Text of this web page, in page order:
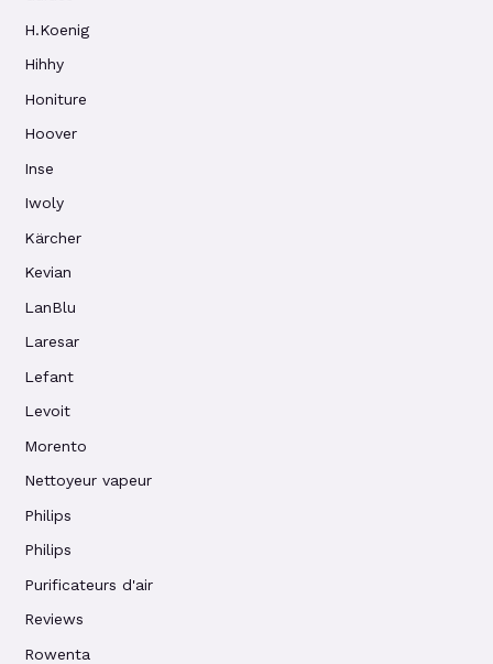
H.Koenig
Hihhy
Honiture
Hoover
Inse
Iwoly
Kärcher
Kevian
LanBlu
Laresar
Lefant
Levoit
Morento
Nettoyeur vapeur
Philips
Philips
Purificateurs d'air
Reviews
Rowenta